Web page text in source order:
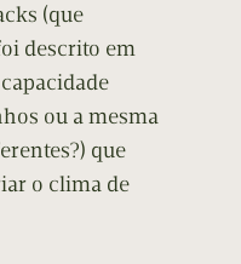
(que
descrito em
ou a mesma
que
o clima de